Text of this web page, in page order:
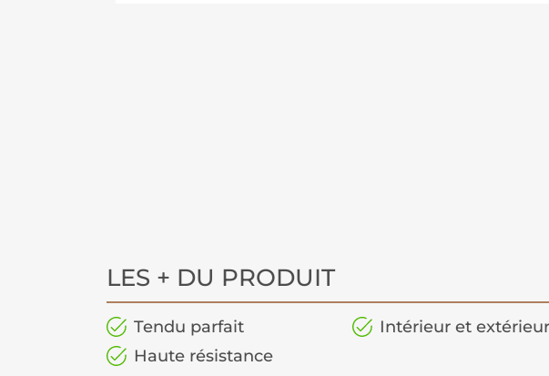
LES + DU PRODUIT
Tendu parfait
Intérieur et extérieur
Haute résistance